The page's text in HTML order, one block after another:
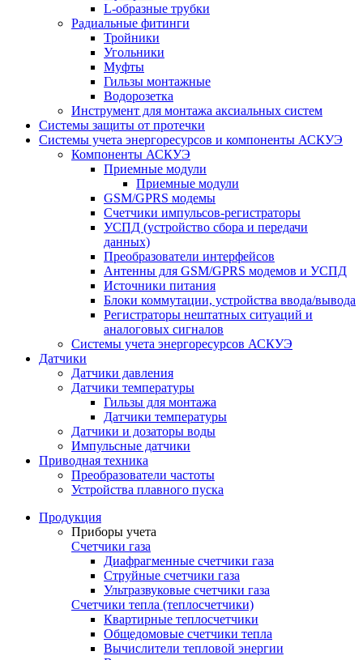
L-образные трубки
Радиальные фитинги
Тройники
Угольники
Муфты
Гильзы монтажные
Водорозетка
Инструмент для монтажа аксиальных систем
Системы защиты от протечки
Системы учета энергоресурсов и компоненты АСКУЭ
Компоненты АСКУЭ
Приемные модули
Приемные модули
GSM/GPRS модемы
Счетчики импульсов-регистраторы
УСПД (устройство сбора и передачи
данных)
Преобразователи интерфейсов
Антенны для GSM/GPRS модемов и УСПД
Источники питания
Блоки коммутации, устройства ввода/вывода
Регистраторы нештатных ситуаций и
аналоговых сигналов
Системы учета энергоресурсов АСКУЭ
Датчики
Датчики давления
Датчики температуры
Гильзы для монтажа
Датчики температуры
Датчики и дозаторы воды
Импульсные датчики
Приводная техника
Преобразователи частоты
Устройства плавного пуска
Продукция
Приборы учета
Счетчики газа
Диафрагменные счетчики газа
Струйные счетчики газа
Ультразвуковые счетчики газа
Счетчики тепла (теплосчетчики)
Квартирные теплосчетчики
Общедомовые счетчики тепла
Вычислители тепловой энергии